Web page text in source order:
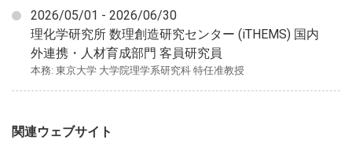
2026/05/01 - 2026/06/30
理化学研究所 数理創造研究センター (iTHEMS) 国内
外連携・人材育成部門 客員研究員
本務: 東京大学 大学院理学系研究科 特任准教授
関連ウェブサイト